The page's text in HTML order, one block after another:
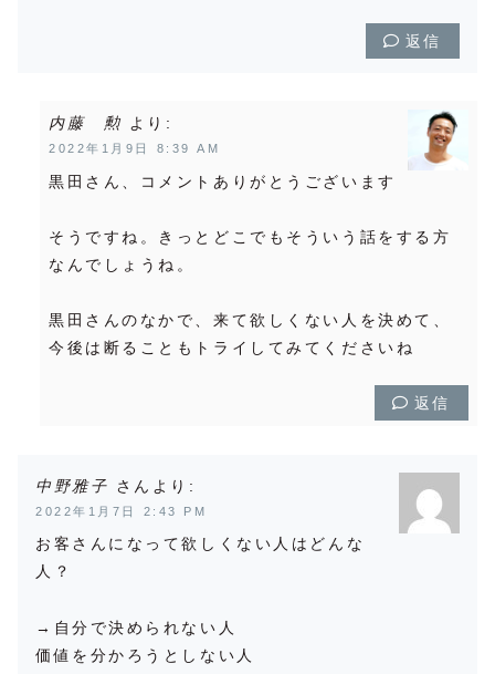
返信
内藤 勲 より:
2022年1月9日 8:39 AM
黒田さん、コメントありがとうございます
そうですね。きっとどこでもそういう話をする方
なんでしょうね。
黒田さんのなかで、来て欲しくない人を決めて、
今後は断ることもトライしてみてくださいね
返信
中野雅子 より:
2022年1月7日 2:43 PM
お客さんになって欲しくない人はどんな
人？
→自分で決められない人
価値を分かろうとしない人